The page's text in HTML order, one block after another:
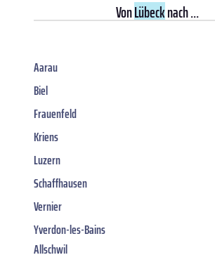
VonLübecknach ...
Aarau
Biel
Frauenfeld
Kriens
Luzern
Schaffhausen
Vernier
Yverdon-les-Bains
Allschwil